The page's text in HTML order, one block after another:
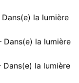
la lumière
la lumière
la lumière